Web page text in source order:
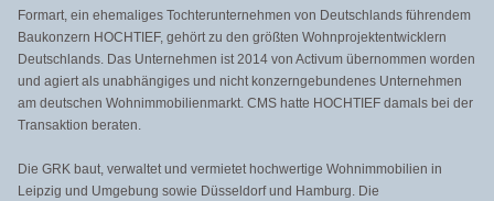
Formart, ein ehemaliges Tochterunternehmen von Deutschlands führendem
Baukonzern HOCHTIEF, gehört zu den größten Wohnprojektentwicklern
Deutschlands. Das Unternehmen ist 2014 von Activum übernommen worden
und agiert als unabhängiges und nicht konzerngebundenes Unternehmen
am deutschen Wohnimmobilienmarkt. CMS hatte HOCHTIEF damals bei der
Transaktion beraten.
Die GRK baut, verwaltet und vermietet hochwertige Wohnimmobilien in
Leipzig und Umgebung sowie Düsseldorf und Hamburg. Die